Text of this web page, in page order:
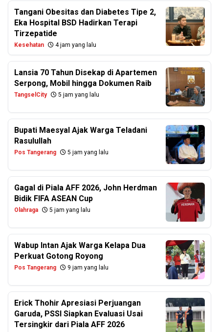
Tangani Obesitas dan Diabetes Tipe 2,
Eka Hospital BSD Hadirkan Terapi
Tirzepatide
Kesehatan 4 jam yang lalu
Lansia 70 Tahun Disekap di Apartemen
Serpong, Mobil hingga Dokumen Raib
TangselCity 5 jam yang lalu
Bupati Maesyal Ajak Warga Teladani
Rasulullah
Pos Tangerang 5 jam yang lalu
Gagal di Piala AFF 2026, John Herdman
Bidik FIFA ASEAN Cup
Olahraga 5 jam yang lalu
Wabup Intan Ajak Warga Kelapa Dua
Perkuat Gotong Royong
Pos Tangerang 9 jam yang lalu
Erick Thohir Apresiasi Perjuangan
Garuda, PSSI Siapkan Evaluasi Usai
Tersingkir dari Piala AFF 2026